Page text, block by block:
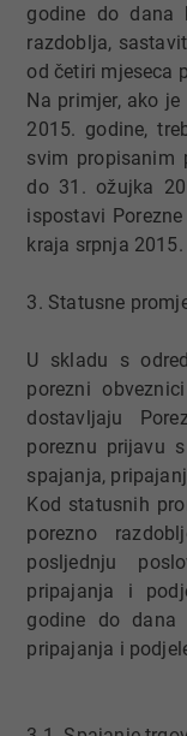
godine do dana
razdoblja,
od četiri mjeseca
Na primjer, ako
2015. godine,
svim propisanim
do 31. ožujka
ispostavi
kraja srpnja 2015.
3. Statusne
U skladu s
porezni
dostavljaju
poreznu prijavu
spajanja,
Kod statusnih
porezno
posljednju
pripajanja i
godine do dana
pripajanja i